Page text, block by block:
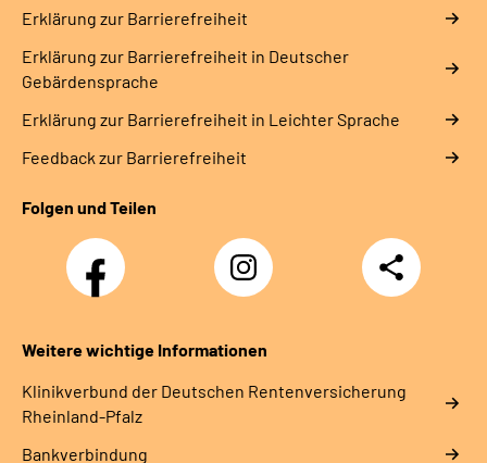
Erklärung zur Barrierefreiheit
Erklärung zur Barrierefreiheit in Deutscher
Gebärdensprache
Erklärung zur Barrierefreiheit in Leichter Sprache
Feedback zur Barrierefreiheit
Folgen und Teilen
Facebook
Instagram
DRV
Nachwuchskräfte
Teilen
Weitere wichtige Informationen
Klinikverbund der Deutschen Rentenversicherung
Rheinland-Pfalz
Bankverbindung